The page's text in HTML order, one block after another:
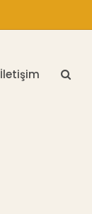
İletişim